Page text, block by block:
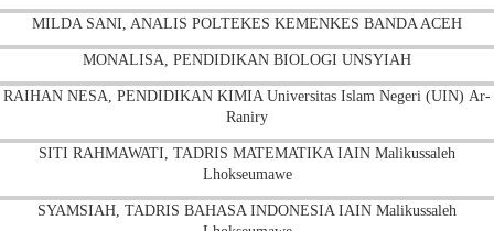
MILDA SANI, ANALIS POLTEKES KEMENKES BANDA ACEH
MONALISA, PENDIDIKAN BIOLOGI UNSYIAH
RAIHAN NESA, PENDIDIKAN KIMIA Universitas Islam Negeri (UIN) Ar-
Raniry
SITI RAHMAWATI, TADRIS MATEMATIKA IAIN Malikussaleh
Lhokseumawe
SYAMSIAH, TADRIS BAHASA INDONESIA IAIN Malikussaleh